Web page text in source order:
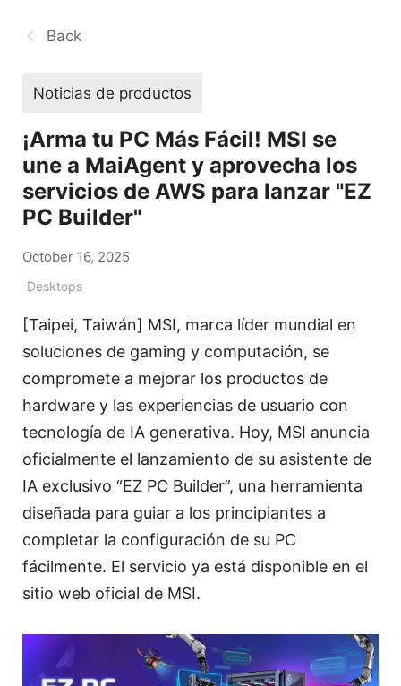
Back
Noticias de productos
¡Arma tu PC Más Fácil! MSI se
une a MaiAgent y aprovecha los
servicios de AWS para lanzar "EZ
PC Builder"
October 16, 2025
Desktops
[Taipei, Taiwán] MSI, marca líder mundial en
soluciones de gaming y computación, se
compromete a mejorar los productos de
hardware y las experiencias de usuario con
tecnología de IA generativa. Hoy, MSI anuncia
oficialmente el lanzamiento de su asistente de
IA exclusivo “EZ PC Builder”, una herramienta
diseñada para guiar a los principiantes a
completar la configuración de su PC
fácilmente. El servicio ya está disponible en el
sitio web oficial de MSI.